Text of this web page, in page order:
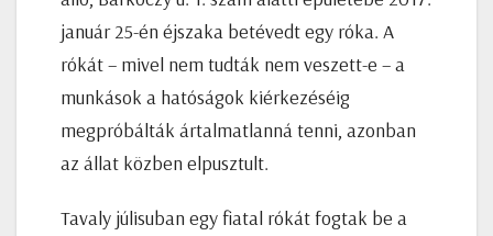
január 25-én éjszaka betévedt egy róka. A
rókát – mivel nem tudták nem veszett-e – a
munkások a hatóságok kiérkezéséig
megpróbálták ártalmatlanná tenni, azonban
az állat közben elpusztult.
Tavaly júlisuban egy fiatal rókát fogtak be a